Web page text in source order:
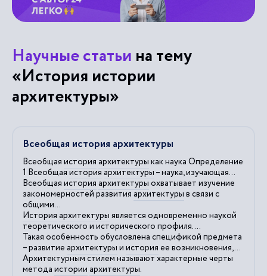
Научные статьи на тему
«История истории
архитектуры»
Всеобщая история архитектуры
Всеобщая история архитектуры как наука Определение
1 Всеобщаяисторияархитектуры – наука, изучающая...
Всеобщая историяархитектурыохватывает изучение
закономерностей развитияархитектуры в связи с
общими...
История архитектуры является одновременно наукой
теоретического и исторического профиля....
Такая особенность обусловлена спецификой предмета
– развитие архитектуры и история ее возникновения,...
Архитектурным стилем называют характерные черты
метода истории архитектуры.